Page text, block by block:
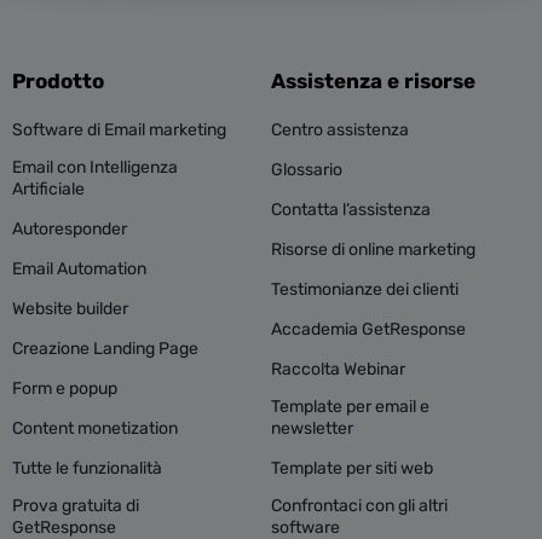
Prodotto
Software di Email marketing
Email con Intelligenza
Artificiale
Autoresponder
Email Automation
Website builder
Creazione Landing Page
Form e popup
Content monetization
Tutte le funzionalità
Prova gratuita di
GetResponse
Assistenza e risorse
Centro assistenza
Glossario
Contatta l’assistenza
Risorse di online marketing
Testimonianze dei clienti
Accademia GetResponse
Raccolta Webinar
Template per email e
newsletter
Template per siti web
Confrontaci con gli altri
software